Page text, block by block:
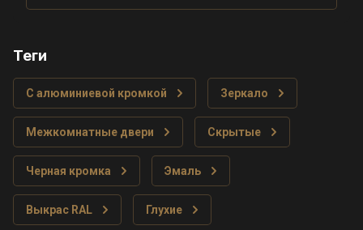
теги
С алюминиевой кромкой Зеркало
Межкомнатные двери Скрытые
Черная кромка Эмаль
Выкрас RAL Глухие